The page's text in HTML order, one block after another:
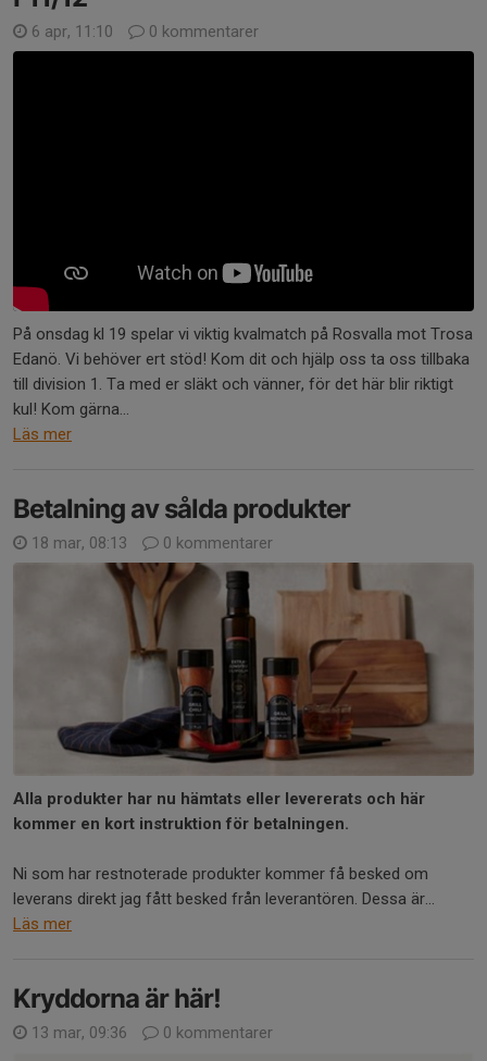
6 apr, 11:10 0 kommentarer
På onsdag kl 19 spelar vi viktig kvalmatch på Rosvalla mot Trosa
Edanö. Vi behöver ert stöd! Kom dit och hjälp oss ta oss tillbaka
till division 1. Ta med er släkt och vänner, för det här blir riktigt
kul! Kom gärna...
Läs mer
Betalning av sålda produkter
18 mar, 08:13 0 kommentarer
Alla produkter har nu hämtats eller levererats och här
kommer en kort instruktion för betalningen.
Ni som har restnoterade produkter kommer få besked om
leverans direkt jag fått besked från leverantören. Dessa är...
Läs mer
Kryddorna är här!
13 mar, 09:36 0 kommentarer